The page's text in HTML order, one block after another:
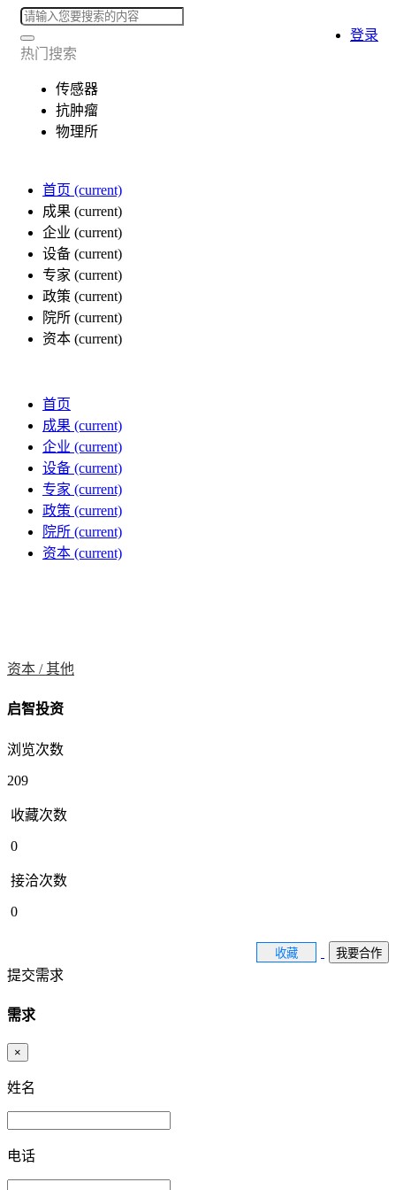
热门搜索
传感器
抗肿瘤
物理所
首页 (current)
成果 (current)
企业 (current)
设备 (current)
专家 (current)
政策 (current)
院所 (current)
资本 (current)
登录
首页
成果 (current)
企业 (current)
设备 (current)
专家 (current)
政策 (current)
院所 (current)
资本 (current)
资本 /其他
启智投资
浏览次数
209
收藏次数
0
接洽次数
0
收藏 我要合作
提交需求
需求
×
姓名
电话